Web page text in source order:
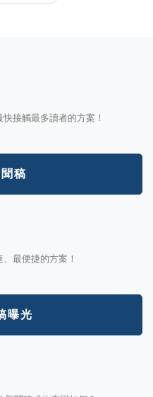
接觸最多讀者的方案！
稿
最便捷的方案！
曝光